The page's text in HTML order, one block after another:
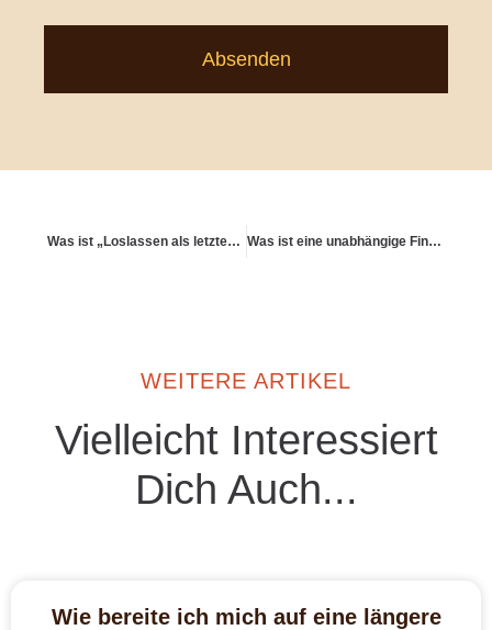
Absenden
Was ist „Loslassen als letzter Investment-Tipp“? Was ist eine unabhängige Finanzberatung – woran erkenne ich sie?
WEITERE ARTIKEL
Vielleicht Interessiert
Dich Auch...
Wie bereite ich mich auf eine längere